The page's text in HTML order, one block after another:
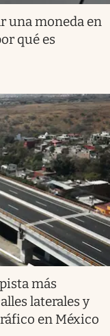
una moneda en
qué es
más
laterales y
en México